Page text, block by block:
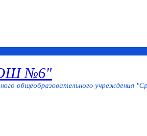
№6"
общеобразовательного учреждения